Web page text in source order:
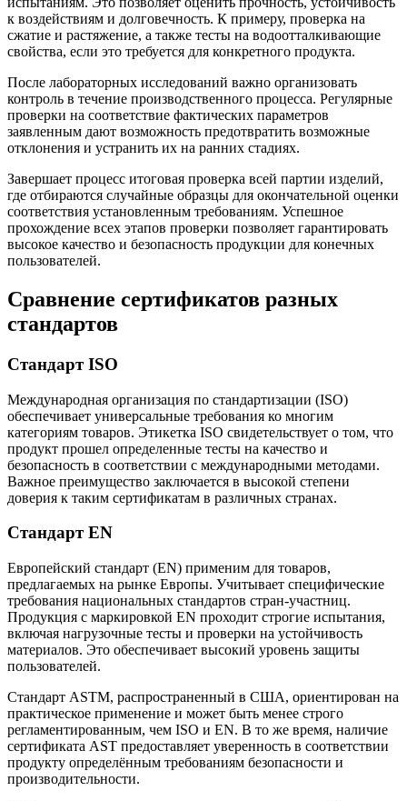
к воздействиям и долговечность. К примеру, проверка на
сжатие и растяжение, а также тесты на водоотталкивающие
свойства, если это требуется для конкретного продукта.
После лабораторных исследований важно организовать
контроль в течение производственного процесса. Регулярные
проверки на соответствие фактических параметров
заявленным дают возможность предотвратить возможные
отклонения и устранить их на ранних стадиях.
Завершает процесс итоговая проверка всей партии изделий,
где отбираются случайные образцы для окончательной оценки
соответствия установленным требованиям. Успешное
прохождение всех этапов проверки позволяет гарантировать
высокое качество и безопасность продукции для конечных
пользователей.
Сравнение сертификатов разных
стандартов
Стандарт ISO
Международная организация по стандартизации (ISO)
обеспечивает универсальные требования ко многим
категориям товаров. Этикетка ISO свидетельствует о том, что
продукт прошел определенные тесты на качество и
безопасность в соответствии с международными методами.
Важное преимущество заключается в высокой степени
доверия к таким сертификатам в различных странах.
Стандарт EN
Европейский стандарт (EN) применим для товаров,
предлагаемых на рынке Европы. Учитывает специфические
требования национальных стандартов стран-участниц.
Продукция с маркировкой EN проходит строгие испытания,
включая нагрузочные тесты и проверки на устойчивость
материалов. Это обеспечивает высокий уровень защиты
пользователей.
Стандарт ASTM, распространенный в США, ориентирован на
практическое применение и может быть менее строго
регламентированным, чем ISO и EN. В то же время, наличие
сертификата AST предоставляет уверенность в соответствии
продукту определённым требованиям безопасности и
производительности.